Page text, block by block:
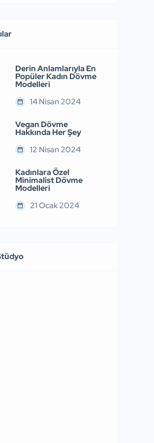
Derin Anlamlarıyla En
Popüler Kadın Dövme
Modelleri
14 Nisan 2024
Vegan Dövme
Hakkında Her Şey
12 Nisan 2024
Kadınlara Özel
Minimalist Dövme
Modelleri
21 Ocak 2024